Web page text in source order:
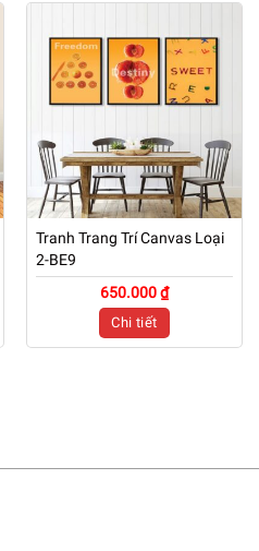
Tranh Trang Trí Canvas Loại
2-BE9
650.000 ₫
Chi tiết